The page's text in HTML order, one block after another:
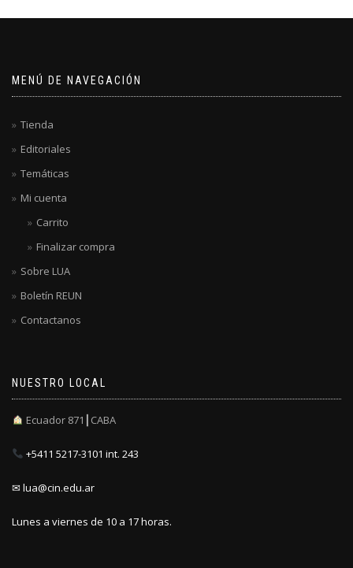
MENÚ DE NAVEGACIÓN
Tienda
Editoriales
Temáticas
Mi cuenta
Carrito
Finalizar compra
Sobre LUA
Boletín REUN
Contactanos
NUESTRO LOCAL
Ecuador 871┃CABA
+5411 5217-3101 int. 243
✉ lua@cin.edu.ar
Lunes a viernes de 10 a 17 horas.